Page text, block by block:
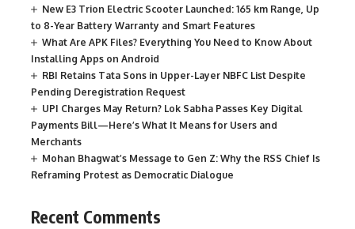
New E3 Trion Electric Scooter Launched: 165 km Range, Up
to 8-Year Battery Warranty and Smart Features
What Are APK Files? Everything You Need to Know About
Installing Apps on Android
RBI Retains Tata Sons in Upper-Layer NBFC List Despite
Pending Deregistration Request
UPI Charges May Return? Lok Sabha Passes Key Digital
Payments Bill—Here’s What It Means for Users and
Merchants
Mohan Bhagwat’s Message to Gen Z: Why the RSS Chief Is
Reframing Protest as Democratic Dialogue
Recent Comments